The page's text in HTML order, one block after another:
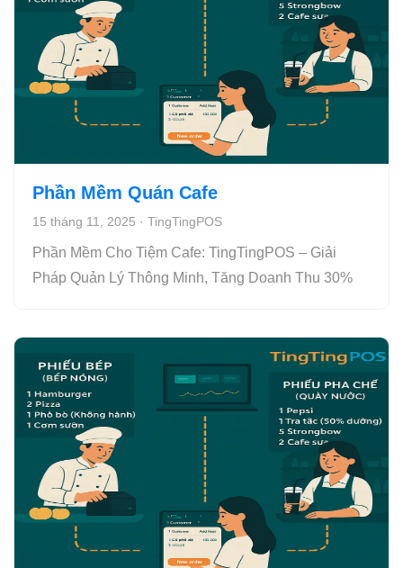
Phần Mềm Quán Cafe
15 tháng 11, 2025 · TingTingPOS
Phần Mềm Cho Tiệm Cafe: TingTingPOS – Giải
Pháp Quản Lý Thông Minh, Tăng Doanh Thu 30%